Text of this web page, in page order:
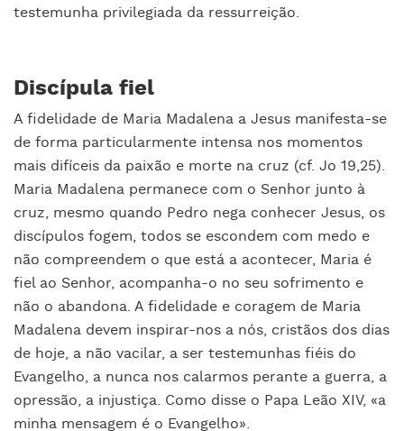
testemunha privilegiada da ressurreição.
Discípula fiel
A fidelidade de Maria Madalena a Jesus manifesta-se
de forma particularmente intensa nos momentos
mais difíceis da paixão e morte na cruz (cf. Jo 19,25).
Maria Madalena permanece com o Senhor junto à
cruz, mesmo quando Pedro nega conhecer Jesus, os
discípulos fogem, todos se escondem com medo e
não compreendem o que está a acontecer, Maria é
fiel ao Senhor, acompanha-o no seu sofrimento e
não o abandona. A fidelidade e coragem de Maria
Madalena devem inspirar-nos a nós, cristãos dos dias
de hoje, a não vacilar, a ser testemunhas fiéis do
Evangelho, a nunca nos calarmos perante a guerra, a
opressão, a injustiça. Como disse o Papa Leão XIV, «a
minha mensagem é o Evangelho».